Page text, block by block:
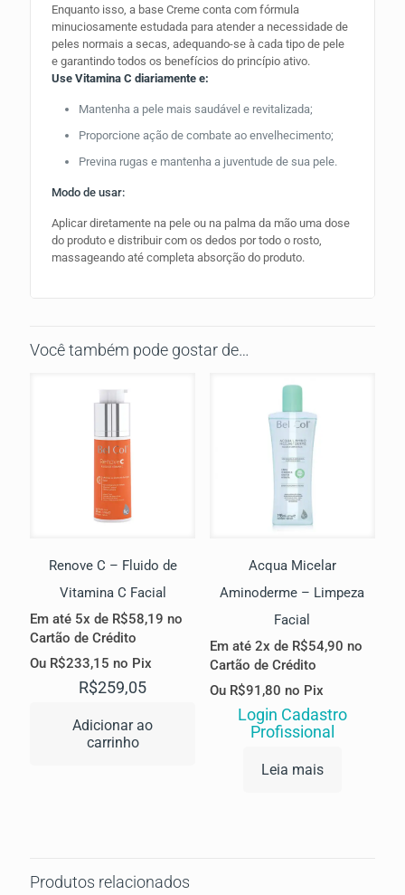
Enquanto isso, a base Creme conta com fórmula
minuciosamente estudada para atender a necessidade de
peles normais a secas, adequando-se à cada tipo de pele
e garantindo todos os benefícios do princípio ativo.
Use Vitamina C diariamente e:
Mantenha a pele mais saudável e revitalizada;
Proporcione ação de combate ao envelhecimento;
Previna rugas e mantenha a juventude de sua pele.
Modo de usar:
Aplicar diretamente na pele ou na palma da mão uma dose
do produto e distribuir com os dedos por todo o rosto,
massageando até completa absorção do produto.
Você também pode gostar de…
Renove C – Fluido de
Vitamina C Facial
Em até 5x de R$58,19 no
Cartão de Crédito
Ou R$233,15 no Pix
R$259,05
Adicionar ao
carrinho
Acqua Micelar
Aminoderme – Limpeza
Facial
Em até 2x de R$54,90 no
Cartão de Crédito
Ou R$91,80 no Pix
Login Cadastro
Profissional
Leia mais
Produtos relacionados